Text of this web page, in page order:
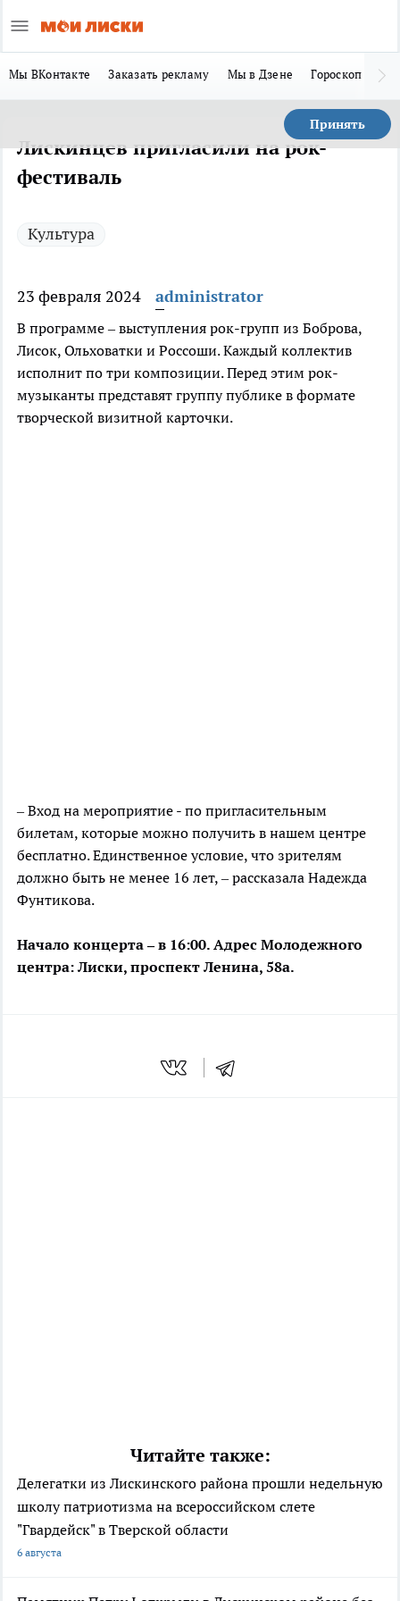
Мы ВКонтакте Заказать рекламу Мы в Дзене Гороскоп
Принять
Лискинцев пригласили на рок-
фестиваль
Культура
23 февраля 2024 administrator
В программе – выступления рок-групп из Боброва,
Лисок, Ольховатки и Россоши. Каждый коллектив
исполнит по три композиции. Перед этим рок-
музыканты представят группу публике в формате
творческой визитной карточки.
– Вход на мероприятие - по пригласительным
билетам, которые можно получить в нашем центре
бесплатно. Единственное условие, что зрителям
должно быть не менее 16 лет, – рассказала Надежда
Фунтикова.
Начало концерта – в 16:00. Адрес Молодежного
центра: Лиски, проспект Ленина, 58а.
Читайте также:
Делегатки из Лискинского района прошли недельную
школу патриотизма на всероссийском слете
"Гвардейск" в Тверской области
6 августа